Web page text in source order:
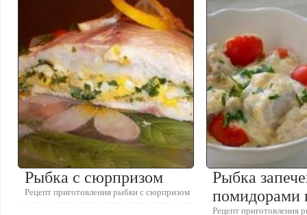
Рыбка с сюрпризом
Рецепт приготовления рыбки с сюрпризом
Рыбка
помидорами
Рецепт приготовления